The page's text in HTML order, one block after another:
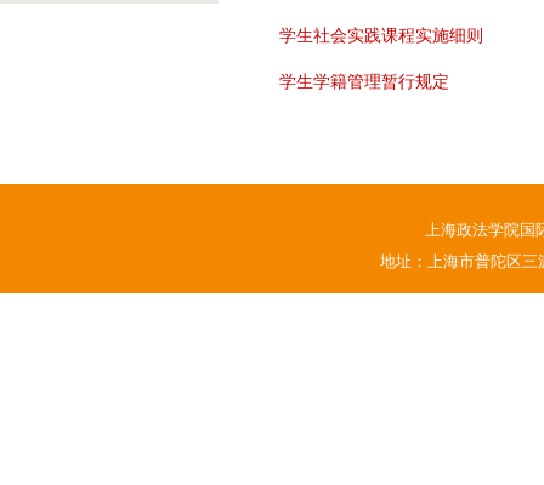
学生社会实践课程实施细则
学生学籍管理暂行规定
上海政法学院国
地址：上海市普陀区三